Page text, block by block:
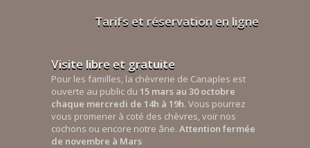
Tarifs et réservation en ligne
Visite libre et gratuite
Pour les familles, la chèvrerie de Canaples est
ouverte au public du 15 mars au 30 octobre
chaque mercredi de 14h à 19h. Vous pourrez
vous promener à coté des chèvres, voir nos
cochons ou encore notre âne. Attention fermée
de novembre à Mars